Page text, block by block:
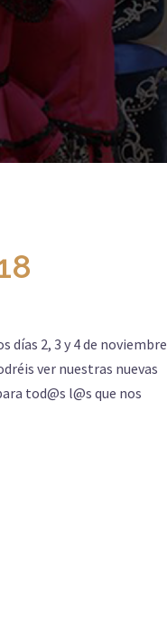
días 2, 3 y 4 de noviembre
ver nuestras nuevas
tod@s l@s que nos